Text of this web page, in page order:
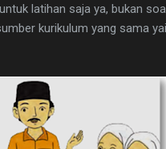
latihan saja ya, bukan
kurikulum yang sama